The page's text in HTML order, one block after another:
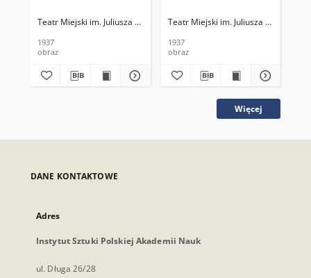
Teatr Miejski im. Juliusza Słowackiego
1937
obraz
Teatr Miejski im. Juliusza
1937
obraz
Więcej
DANE KONTAKTOWE
Adres
Instytut Sztuki Polskiej Akademii Nauk
ul. Długa 26/28